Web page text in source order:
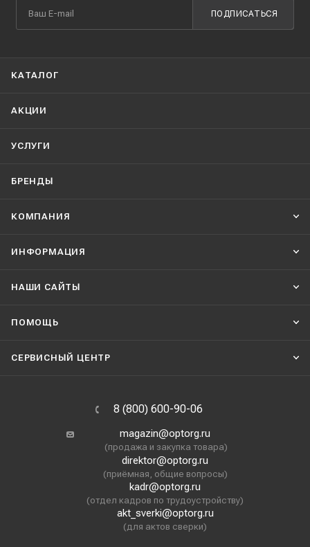
ПОДПИСАТЬСЯ
КАТАЛОГ
АКЦИИ
УСЛУГИ
БРЕНДЫ
КОМПАНИЯ
ИНФОРМАЦИЯ
НАШИ CАЙТЫ
ПОМОЩЬ
СЕРВИСНЫЙ ЦЕНТР
8 (800) 600-90-06
magazin@optorg.ru
(продажа и закупка товара)
direktor@optorg.ru
(приёмная, общие вопросы)
kadr@optorg.ru
(отдел кадров по трудоустройству)
akt_sverki@optorg.ru
(для актов сверки)